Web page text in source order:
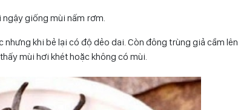
giống mùi nấm rơm.
khi bẻ lại có độ dẻo dai. Còn đông trùng giả cầm lên
mùi hơi khét hoặc không có mùi.